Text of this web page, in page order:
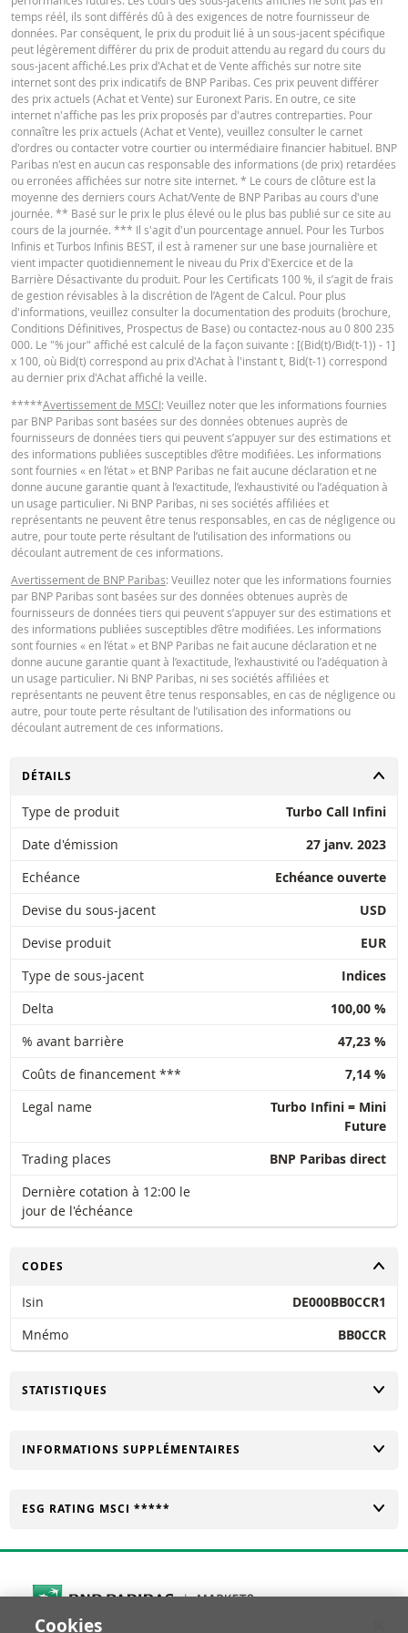
soient basés sur des informations jugées fiables, leur exactitude ou leur
exhaustivité n'est pas garantie. BNP Paribas n'offre aucune garantie en ce
concerne les informations fournies par la calculatrice et décline toute
responsabilité pour tout dommage direct, indirect, spécial, accessoire,
immatériel ou consécutif (y compris le manque à gagner) résultant de
manière que ce soit de l'utilisation de la calculatrice par vous. ou vos
ou les informations contenues dans ce document. Les données de taux de
change saisies proviennent de BNP Paribas et s’appliquent strictement à la
indiquée. Les taux indiqués par la calculatrice sont indicatifs et destinés à
fins d’information uniquement. L'information sur les prix ne constitue pas
invitation ou une offre d'achat ou de vente de titres ou d'autres instruments
financiers. Les informations sont exclusivement destinées à être utilisées
destinataires prévus. Il est interdit de reproduire, distribuer ou copier ces
informations, en tout ou en partie, à quelque fin que ce soit sans
expresse et préalable de BNP Paribas. De plus amples informations sont
disponibles sur demande auprès de BNP Paribas.
Cost Report URL
QUOTES
Latest Product Quotes CSV
temps réél, ils sont différés dû à des exigences de notre fournisseur de
données. Par conséquent, le prix du produit lié à un sous-jacent spécifique
peut légèrement différer du prix de produit attendu au regard du cours du
sous-jacent affiché.Les prix d'Achat et de Vente affichés sur notre site
internet sont des prix indicatifs de BNP Paribas. Ces prix peuvent différer
des prix actuels (Achat et Vente) sur Euronext Paris. En outre, ce site
internet n'affiche pas les prix proposés par d'autres contreparties. Pour
connaître les prix actuels (Achat et Vente), veuillez consulter le carnet
d'ordres ou contacter votre courtier ou intermédiaire financier habituel. BNP
Paribas n'est en aucun cas responsable des informations (de prix) retardées
ou erronées affichées sur notre site internet. * Le cours de clôture est la
moyenne des derniers cours Achat/Vente de BNP Paribas au cours d'une
journée. ** Basé sur le prix le plus élevé ou le plus bas publié sur ce site au
cours de la journée. *** Il s'agit d'un pourcentage annuel. Pour les Turbos
Infinis et Turbos Infinis BEST, il est à ramener sur une base journalière et
vient impacter quotidiennement le niveau du Prix d'Exercice et de la
Barrière Désactivante du produit. Pour les Certificats 100 %, il s’agit de frais
de gestion révisables à la discrétion de l’Agent de Calcul. Pour plus
d'informations, veuillez consulter la documentation des produits (brochure,
Conditions Définitives, Prospectus de Base) ou contactez-nous au 0 800 235
000. Le "% jour" affiché est calculé de la façon suivante : [(Bid(t)/Bid(t-1)) - 1]
x 100, où Bid(t) correspond au prix d'Achat à l'instant t, Bid(t-1) correspond
au dernier prix d'Achat affiché la veille.
*****Avertissement de MSCI: Veuillez noter que les informations fournies
par BNP Paribas sont basées sur des données obtenues auprès de
fournisseurs de données tiers qui peuvent s’appuyer sur des estimations et
des informations publiées susceptibles d’être modifiées. Les informations
sont fournies « en l’état » et BNP Paribas ne fait aucune déclaration et ne
donne aucune garantie quant à l’exactitude, l’exhaustivité ou l’adéquation à
un usage particulier. Ni BNP Paribas, ni ses sociétés affiliées et
représentants ne peuvent être tenus responsables, en cas de négligence ou
autre, pour toute perte résultant de l’utilisation des informations ou
découlant autrement de ces informations.
Avertissement de BNP Paribas: Veuillez noter que les informations fournies
par BNP Paribas sont basées sur des données obtenues auprès de
fournisseurs de données tiers qui peuvent s’appuyer sur des estimations et
des informations publiées susceptibles d’être modifiées. Les informations
sont fournies « en l’état » et BNP Paribas ne fait aucune déclaration et ne
donne aucune garantie quant à l’exactitude, l’exhaustivité ou l’adéquation à
un usage particulier. Ni BNP Paribas, ni ses sociétés affiliées et
représentants ne peuvent être tenus responsables, en cas de négligence ou
autre, pour toute perte résultant de l’utilisation des informations ou
découlant autrement de ces informations.
CHANGER
DÉTAILS
Type de produit
Turbo Call Infini
Date d'émission
27 janv. 2023
Echéance
Echéance ouverte
Devise du sous-jacent
USD
Devise produit
EUR
Type de sous-jacent
Indices
Delta
100,00 %
% avant barrière
47,23 %
Coûts de financement ***
7,14 %
Legal name
Turbo Infini = Mini
Future
Trading places
BNP Paribas direct
Dernière cotation à 12:00 le
jour de l'échéance
CHANGER
CODES
Isin
DE000BB0CCR1
Mnémo
BB0CCR
CHANGER
STATISTIQUES
CHANGER
INFORMATIONS SUPPLÉMENTAIRES
CHANGER
ESG RATING MSCI *****
Cookies